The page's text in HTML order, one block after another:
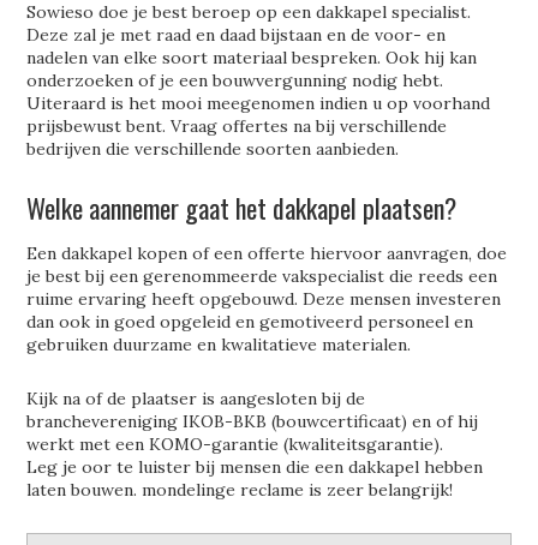
Sowieso doe je best beroep op een dakkapel specialist.
Deze zal je met raad en daad bijstaan en de voor- en
nadelen van elke soort materiaal bespreken. Ook hij kan
onderzoeken of je een bouwvergunning nodig hebt.
Uiteraard is het mooi meegenomen indien u op voorhand
prijsbewust bent. Vraag offertes na bij verschillende
bedrijven die verschillende soorten aanbieden.
Welke aannemer gaat het dakkapel plaatsen?
Een dakkapel kopen of een offerte hiervoor aanvragen, doe
je best bij een gerenommeerde vakspecialist die reeds een
ruime ervaring heeft opgebouwd. Deze mensen investeren
dan ook in goed opgeleid en gemotiveerd personeel en
gebruiken duurzame en kwalitatieve materialen.
Kijk na of de plaatser is aangesloten bij de
branchevereniging IKOB-BKB (bouwcertificaat) en of hij
werkt met een KOMO-garantie (kwaliteitsgarantie).
Leg je oor te luister bij mensen die een dakkapel hebben
laten bouwen. mondelinge reclame is zeer belangrijk!